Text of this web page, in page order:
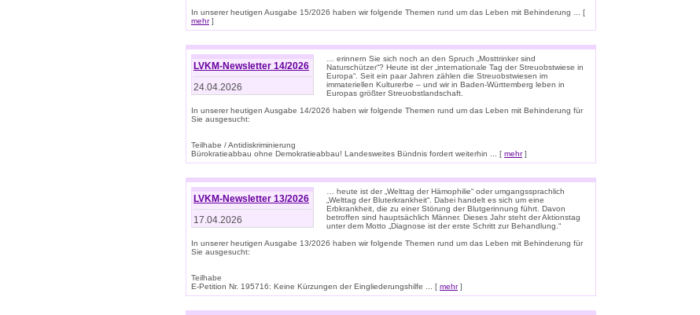
In unserer heutigen Ausgabe 15/2026 haben wir folgende Themen rund um das Leben mit Behinderung ... [
mehr]
LVKM-Newsletter 14/2026
24.04.2026
… erinnern Sie sich noch an den Spruch „Mosttrinker sind
Naturschützer“? Heute ist der „internationale Tag der Streuobstwiese in
Europa“. Seit ein paar Jahren zählen die Streuobstwiesen im
immateriellen Kulturerbe – und wir in Baden-Württemberg leben in
Europas größter Streuobstlandschaft.
In unserer heutigen Ausgabe 14/2026 haben wir folgende Themen rund um das Leben mit Behinderung für
Sie ausgesucht:
Teilhabe / Antidiskriminierung
Bürokratieabbau ohne Demokratieabbau! Landesweites Bündnis fordert weiterhin ... [ mehr]
LVKM-Newsletter 13/2026
17.04.2026
… heute ist der „Welttag der Hämophilie“ oder umgangssprachlich
„Welttag der Bluterkrankheit“. Dabei handelt es sich um eine
Erbkrankheit, die zu einer Störung der Blutgerinnung führt. Davon
betroffen sind hauptsächlich Männer. Dieses Jahr steht der Aktionstag
unter dem Motto „Diagnose ist der erste Schritt zur Behandlung.“
In unserer heutigen Ausgabe 13/2026 haben wir folgende Themen rund um das Leben mit Behinderung für
Sie ausgesucht:
Teilhabe
E-Petition Nr. 195716: Keine Kürzungen der Eingliederungshilfe ... [ mehr]